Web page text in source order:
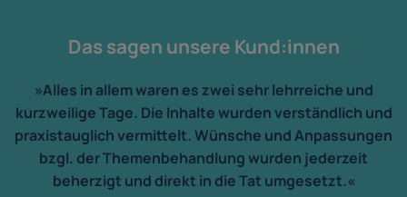
Das sagen unsere Kund:innen
»Alles in allem waren es zwei sehr lehrreiche und
kurzweilige Tage. Die Inhalte wurden verständlich und
praxistauglich vermittelt. Wünsche und Anpassungen
bzgl. der Themenbehandlung wurden jederzeit
beherzigt und direkt in die Tat umgesetzt.«